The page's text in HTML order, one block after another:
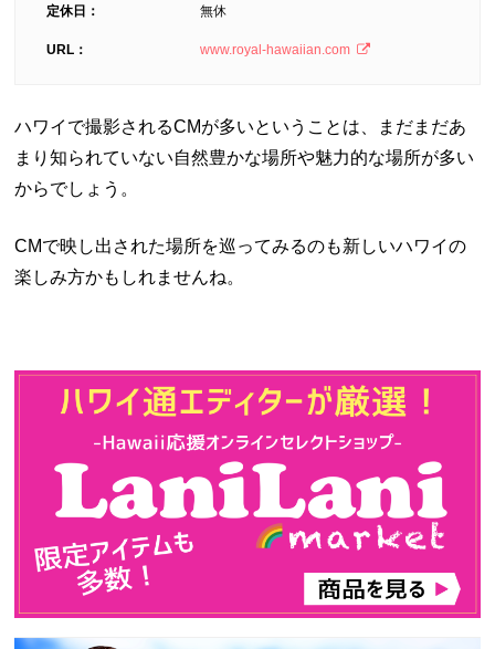
定休日： 無休
URL： www.royal-hawaiian.com
ハワイで撮影されるCMが多いということは、まだまだあ
まり知られていない自然豊かな場所や魅力的な場所が多い
からでしょう。
CMで映し出された場所を巡ってみるのも新しいハワイの
楽しみ方かもしれませんね。